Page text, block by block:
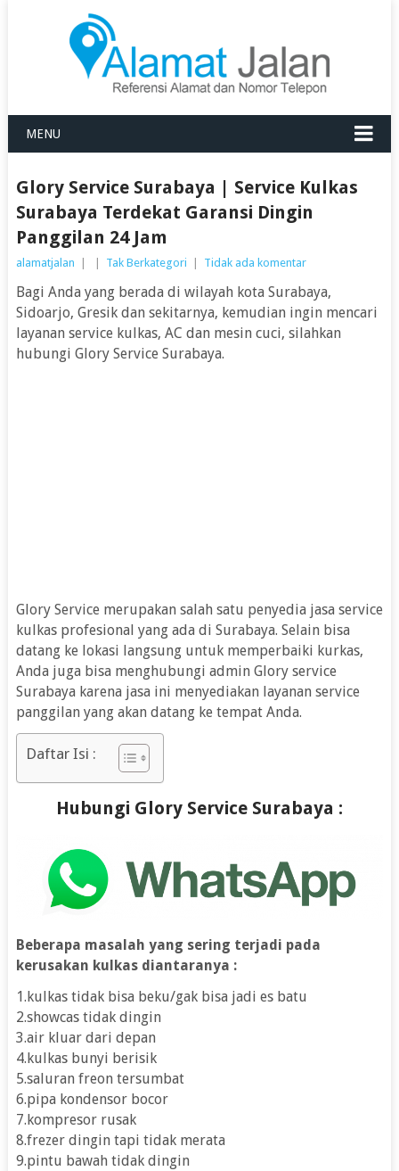
MENU
Glory Service Surabaya | Service Kulkas
Surabaya Terdekat Garansi Dingin
Panggilan 24 Jam
alamatjalan Tak Berkategori Tidak ada komentar
Bagi Anda yang berada di wilayah kota Surabaya,
Sidoarjo, Gresik dan sekitarnya, kemudian ingin mencari
layanan service kulkas, AC dan mesin cuci, silahkan
hubungi Glory Service Surabaya.
Glory Service merupakan salah satu penyedia jasa service
kulkas profesional yang ada di Surabaya. Selain bisa
datang ke lokasi langsung untuk memperbaiki kurkas,
Anda juga bisa menghubungi admin Glory service
Surabaya karena jasa ini menyediakan layanan service
panggilan yang akan datang ke tempat Anda.
Daftar Isi :
Hubungi Glory Service Surabaya :
Beberapa masalah yang sering terjadi pada
kerusakan kulkas diantaranya :
1.kulkas tidak bisa beku/gak bisa jadi es batu
2.showcas tidak dingin
3.air kluar dari depan
4.kulkas bunyi berisik
5.saluran freon tersumbat
6.pipa kondensor bocor
7.kompresor rusak
8.frezer dingin tapi tidak merata
9.pintu bawah tidak dingin